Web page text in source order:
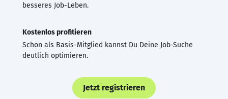
besseres Job-Leben.
Kostenlos profitieren
Schon als Basis-Mitglied kannst Du Deine Job-Suche
deutlich optimieren.
Jetzt registrieren